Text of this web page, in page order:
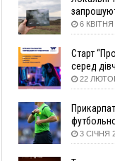
14:31
«Багато
слуханнях в
питання
13:54
5 «тихих»
обстеження
13:30
ФОТО На
12:57
У
всю історію
12:24
Лікування
6 КВІТНЯ
Старт
серед
22
3 СІЧНЯ